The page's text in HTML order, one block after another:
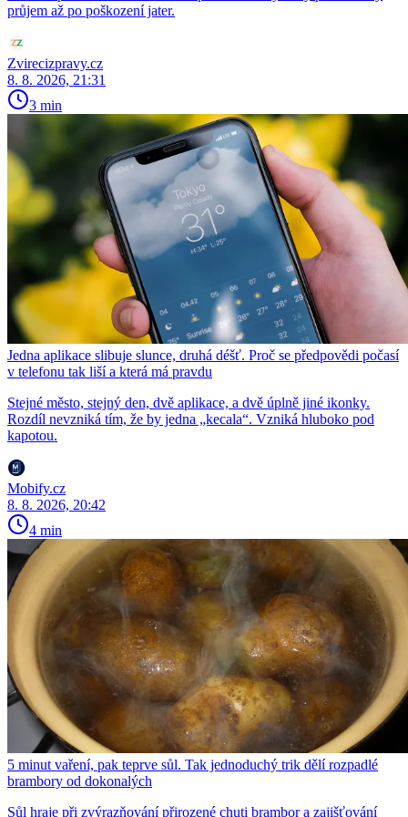
průjem až po poškození jater.
Zvirecizpravy.cz
8. 8. 2026, 21:31
3 min
Jedna aplikace slibuje slunce, druhá déšť. Proč se předpovědi počasí
v telefonu tak liší a která má pravdu
Stejné město, stejný den, dvě aplikace, a dvě úplně jiné ikonky.
Rozdíl nevzniká tím, že by jedna „kecala“. Vzniká hluboko pod
kapotou.
Mobify.cz
8. 8. 2026, 20:42
4 min
5 minut vaření, pak teprve sůl. Tak jednoduchý trik dělí rozpadlé
brambory od dokonalých
Sůl hraje při zvýrazňování přirozené chuti brambor a zajišťování